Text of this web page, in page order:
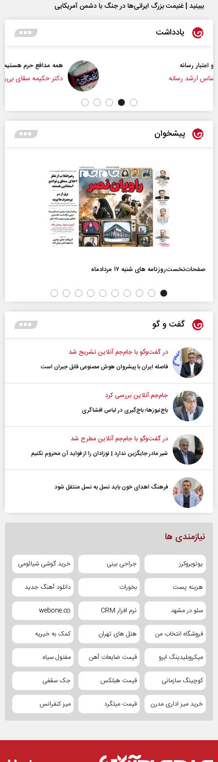
ببینید | غنیمت بزرگ ایرانی‌ها در جنگ با دشمن آمریکایی
یادداشت
همه مدافع حرم هستیم
دکتر حکیمه سقای بی‌ریا - استادیار دانشگاه تهران
پیشخوان
صفحات‌نخست‌روزنامه ها‌ی شنبه ۱۷ مردادماه
گفت و گو
در گفت‌و‌گو با جام‌جم آنلاین تشریح شد
فاصله ایران با پیشرو‌ان هوش مصنوعی قابل جبران است
جام‌جم آنلاین بررسی کرد
باج‌نیوزها؛ باج‌گیری در لباس افشاگری
در گفت‌و‌گو با جام‌جم آنلاین مطرح شد
شیر مادر جایگزین ندارد | نوزادان را از فواید آن محروم نکنیم
فرهنگ اهدای خون باید نسل به نسل منتقل شود
نیازمندی ها
یوتوبروکرز جراحی بینی خرید گوشی شیائومی
هزینه پست بخورات دانلود آهنگ جدید
سئو در مشهد نرم افزار CRM webone.co
فروشگاه انتخاب من هتل های تهران کمک به خیریه
میکروبلیدینگ ابرو قیمت ضایعات آهن مفتول سیاه
کوچینگ سازمانی قیمت هبلکس جک سقفی
خرید میز اداری مدرن قیمت میلگرد میز کنفرانس